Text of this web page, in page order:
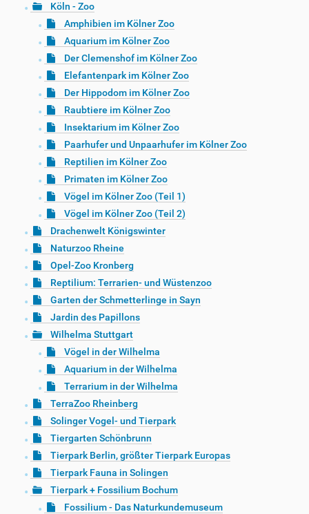
Köln - Zoo
Amphibien im Kölner Zoo
Aquarium im Kölner Zoo
Der Clemenshof im Kölner Zoo
Elefantenpark im Kölner Zoo
Der Hippodom im Kölner Zoo
Raubtiere im Kölner Zoo
Insektarium im Kölner Zoo
Paarhufer und Unpaarhufer im Kölner Zoo
Reptilien im Kölner Zoo
Primaten im Kölner Zoo
Vögel im Kölner Zoo (Teil 1)
Vögel im Kölner Zoo (Teil 2)
Drachenwelt Königswinter
Naturzoo Rheine
Opel-Zoo Kronberg
Reptilium: Terrarien- und Wüstenzoo
Garten der Schmetterlinge in Sayn
Jardin des Papillons
Wilhelma Stuttgart
Vögel in der Wilhelma
Aquarium in der Wilhelma
Terrarium in der Wilhelma
TerraZoo Rheinberg
Solinger Vogel- und Tierpark
Tiergarten Schönbrunn
Tierpark Berlin, größter Tierpark Europas
Tierpark Fauna in Solingen
Tierpark + Fossilium Bochum
Fossilium - Das Naturkundemuseum